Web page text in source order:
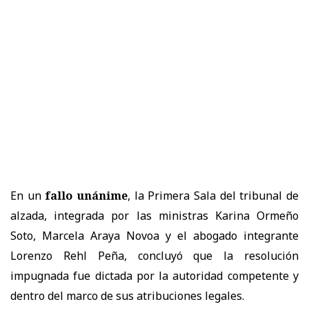
En un fallo unánime, la Primera Sala del tribunal de
alzada, integrada por las ministras Karina Ormeño
Soto, Marcela Araya Novoa y el abogado integrante
Lorenzo Rehl Peña, concluyó que la resolución
impugnadafue dictada por la autoridad competente y
dentro del marco de sus atribuciones legales.